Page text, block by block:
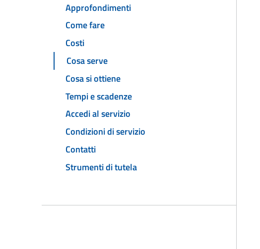
Approfondimenti
Come fare
Costi
Cosa serve
Cosa si ottiene
Tempi e scadenze
Accedi al servizio
Condizioni di servizio
Contatti
Strumenti di tutela